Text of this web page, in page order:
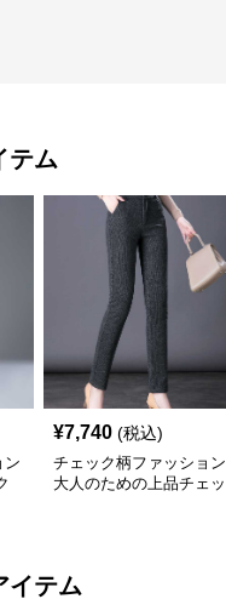
テム
ン
¥7,740 (税込)
チェック柄ファッション
大人のための上品チェッ
イテム